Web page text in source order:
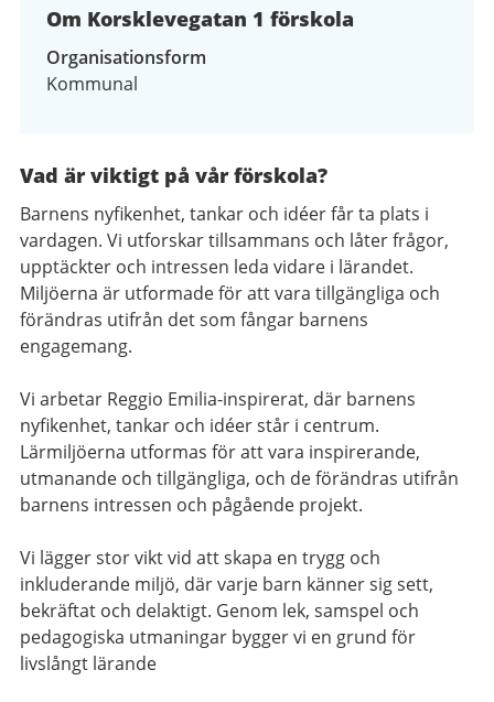
Om Korsklevegatan 1 förskola
Organisationsform
Kommunal
Vad är viktigt på vår förskola?
Barnens nyfikenhet, tankar och idéer får ta plats i
vardagen. Vi utforskar tillsammans och låter frågor,
upptäckter och intressen leda vidare i lärandet.
Miljöerna är utformade för att vara tillgängliga och
förändras utifrån det som fångar barnens
engagemang.
Vi arbetar Reggio Emilia-inspirerat, där barnens
nyfikenhet, tankar och idéer står i centrum.
Lärmiljöerna utformas för att vara inspirerande,
utmanande och tillgängliga, och de förändras utifrån
barnens intressen och pågående projekt.
Vi lägger stor vikt vid att skapa en trygg och
inkluderande miljö, där varje barn känner sig sett,
bekräftat och delaktigt. Genom lek, samspel och
pedagogiska utmaningar bygger vi en grund för
livslångt lärande